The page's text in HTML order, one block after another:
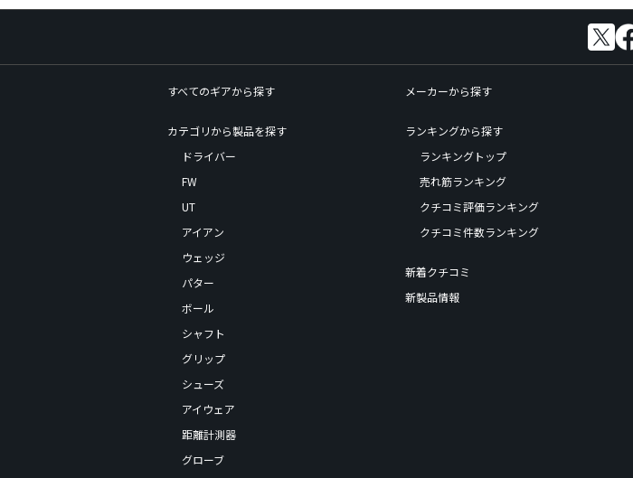
すべてのギアから探す
カテゴリから製品を探す
ドライバー
FW
UT
アイアン
ウェッジ
パター
ボール
シャフト
グリップ
シューズ
アイウェア
距離計測器
グローブ
メーカーから探す
ランキングから探す
ランキングトップ
売れ筋ランキング
クチコミ評価ランキング
クチコミ件数ランキング
新着クチコミ
新製品情報